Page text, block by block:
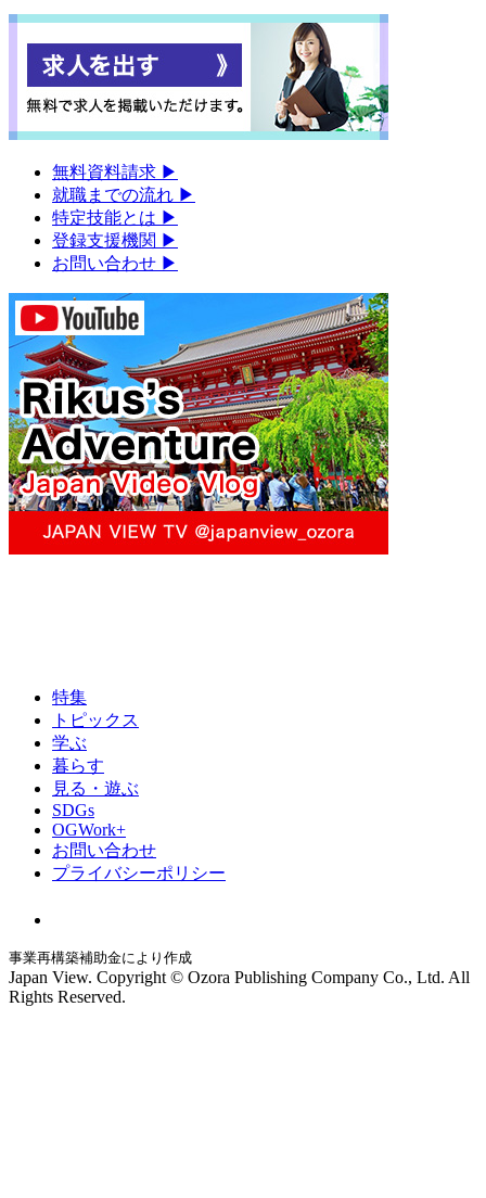
無料資料請求 ▶︎
就職までの流れ ▶︎
特定技能とは ▶︎
登録支援機関 ▶︎
お問い合わせ ▶︎
特集
トピックス
学ぶ
暮らす
見る・遊ぶ
SDGs
OGWork+
お問い合わせ
プライバシーポリシー
事業再構築補助金により作成
Japan View. Copyright © Ozora Publishing Company Co., Ltd. All
Rights Reserved.